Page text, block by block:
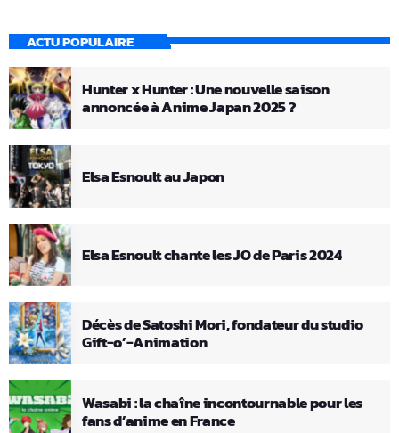
ACTU POPULAIRE
Hunter x Hunter : Une nouvelle saison
annoncée à Anime Japan 2025 ?
Elsa Esnoult au Japon
Elsa Esnoult chante les JO de Paris 2024
Décès de Satoshi Mori, fondateur du studio
Gift-o’-Animation
Wasabi : la chaîne incontournable pour les
fans d’anime en France